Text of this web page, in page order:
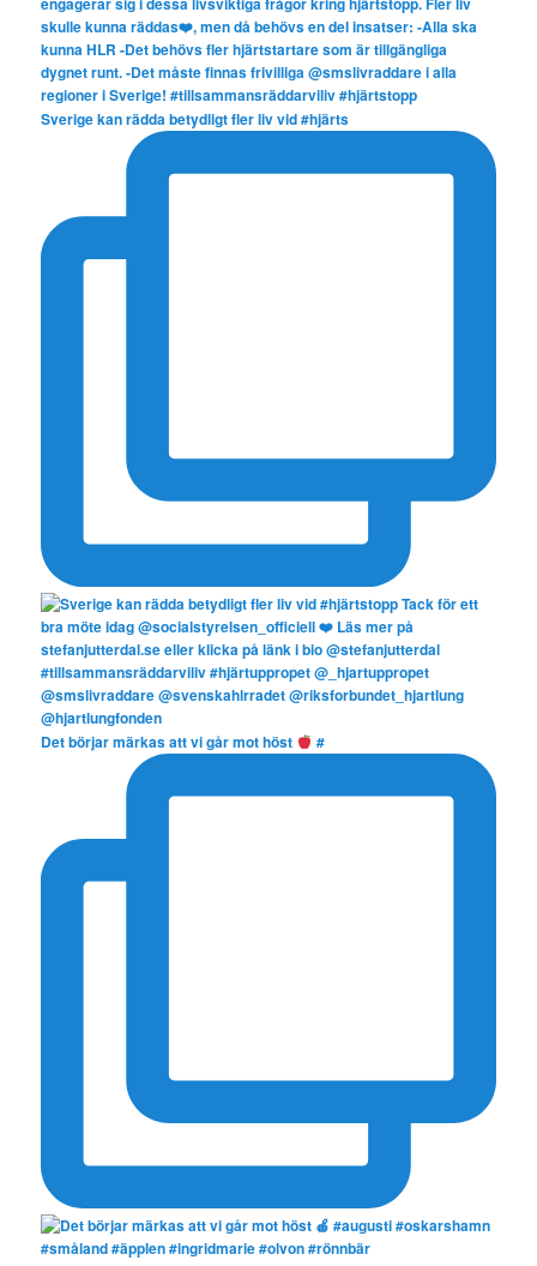
Sverige kan rädda betydligt fler liv vid #hjärts
Det börjar märkas att vi går mot höst #